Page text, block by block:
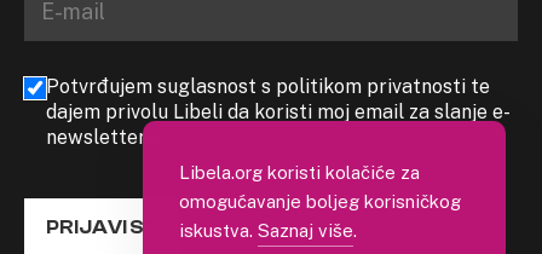
Potvrđujem suglasnost s politikom privatnosti te
dajem privolu Libeli da koristi moj email za slanje e-
newslettera
PRIJAVI SE
Libela.org koristi kolačiće za
omogućavanje boljeg korisničkog
iskustva. Saznaj više.